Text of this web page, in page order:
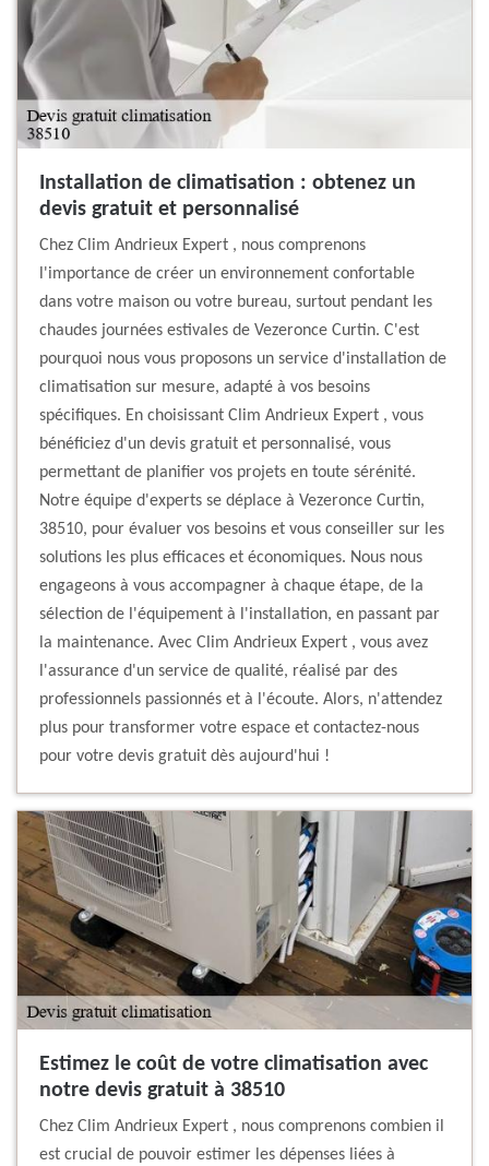
Installation de climatisation : obtenez un
devis gratuit et personnalisé
Chez Clim Andrieux Expert , nous comprenons
l'importance de créer un environnement confortable
dans votre maison ou votre bureau, surtout pendant les
chaudes journées estivales de Vezeronce Curtin. C'est
pourquoi nous vous proposons un service d'installation de
climatisation sur mesure, adapté à vos besoins
spécifiques. En choisissant Clim Andrieux Expert , vous
bénéficiez d'un devis gratuit et personnalisé, vous
permettant de planifier vos projets en toute sérénité.
Notre équipe d'experts se déplace à Vezeronce Curtin,
38510, pour évaluer vos besoins et vous conseiller sur les
solutions les plus efficaces et économiques. Nous nous
engageons à vous accompagner à chaque étape, de la
sélection de l'équipement à l'installation, en passant par
la maintenance. Avec Clim Andrieux Expert , vous avez
l'assurance d'un service de qualité, réalisé par des
professionnels passionnés et à l'écoute. Alors, n'attendez
plus pour transformer votre espace et contactez-nous
pour votre devis gratuit dès aujourd'hui !
Estimez le coût de votre climatisation avec
notre devis gratuit à 38510
Chez Clim Andrieux Expert , nous comprenons combien il
est crucial de pouvoir estimer les dépenses liées à